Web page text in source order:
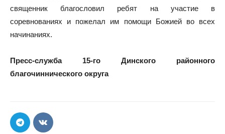
священник благословил ребят на участие в
соревнованиях и пожелал им помощи Божией во всех
начинаниях.
Пресс-служба 15-го Динского районного
благочиннического округа